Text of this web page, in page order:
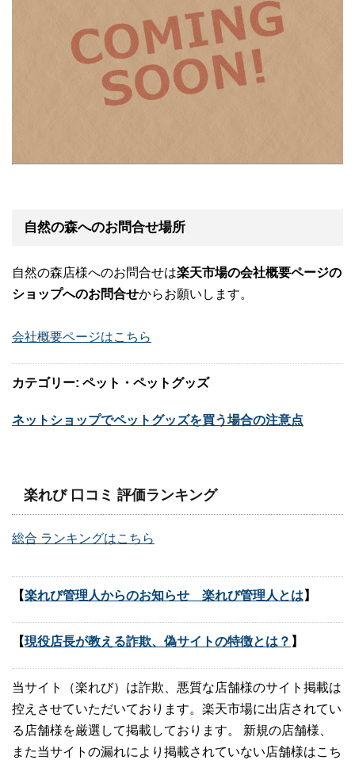
自然の森へのお問合せ場所
自然の森店様へのお問合せは楽天市場の会社概要ページの
ショップへのお問合せからお願いします。
会社概要ページはこちら
カテゴリー: ペット・ペットグッズ
ネットショップでペットグッズを買う場合の注意点
楽れび 口コミ 評価ランキング
総合 ランキングはこちら
【楽れび管理人からのお知らせ 楽れび管理人とは 】
【現役店長が教える詐欺、偽サイトの特徴とは？ 】
当サイト（楽れび）は詐欺、悪質な店舗様のサイト掲載は
控えさせていただいております。楽天市場に出店されてい
る店舗様を厳選して掲載しております。 新規の店舗様、
また当サイトの漏れにより掲載されていない店舗様はこち